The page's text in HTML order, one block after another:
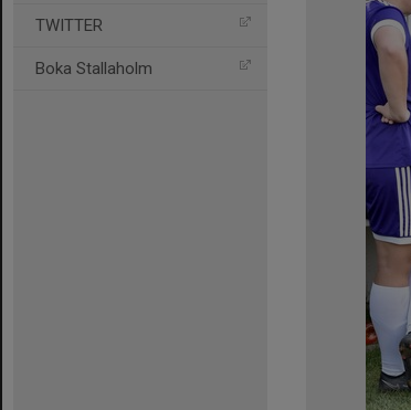
TWITTER
Boka Stallaholm